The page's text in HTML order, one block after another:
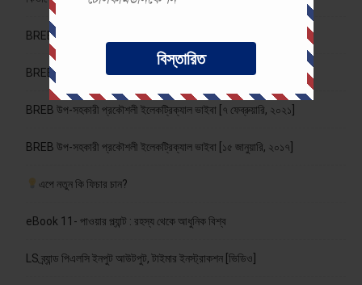
বিস্তারিত
BREB সহকারী জুনিয়র ইঞ্জিনিয়ার ইলেকট্রিক্যাল ভাইবা [২২ফেব্রুয়ারি, ২০২১]
BREB সহকারী জুনিয়র ইঞ্জিনিয়ার ইলেকট্রিক্যাল ভাইবা [১১ ফেব্রুয়ারি, ২০২১]
BREB উপ-সহকারী প্রকৌশলী ইলেকট্রিক্যাল ভাইবা [৭ ফেব্রুয়ারি, ২০২১]
BREB উপ-সহকারী প্রকৌশলী ইলেকট্রিক্যাল ভাইবা [১৫ জানুয়ারি, ২০১৭]
এপে নতুন কি ফিচার চান?
eBook 11- পাওয়ার প্ল্যান্ট : রহস্য থেকে আধুনিক বিশ্ব
LS ব্র্যান্ড পিএলসি ইনপুট আউটপুট, টাইমার ইনস্ট্রাকশন [ভিডিও]